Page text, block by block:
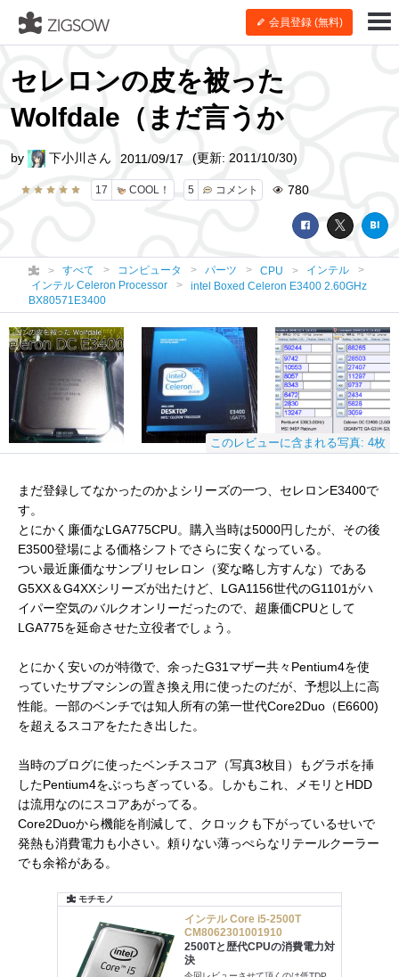
会員登録 (無料)
セレロンの皮を被った
Wolfdale（まだ言うか
17 COOL！ 5 コメント 780
by 下小川さん 2011/09/17 (更新: 2011/10/30)
すべて コンピュータ パーツ CPU
インテル
インテル Celeron Processor
intel Boxed Celeron E3400 2.60GHz
BX80571E3400
このレビューに含まれる写真: 4枚
まだ登録してなかったのかよシリーズの一つ、セレロンE3400で
す。
とにかく廉価なLGA775CPU。購入当時は5000円したが、その後
E3500登場による価格シフトでさらに安くなっている。
つい最近廉価なサンブリセレロン（変な略し方すんな）である
G5XX＆G4XXシリーズが出たけど、LGA1156世代のG1101がハ
イパー空気のバルクオンリーだったので、超廉価CPUとして
LGA775を延命させた立役者でしょう。
とにかく安いのが特徴で、余ったG31マザー共々Pentium4を使
っていたサブマシンの置き換え用に使ったのだが、予想以上に高
性能。一部のベンチでは知人所有の第一世代Core2Duo（E6600)
を超えるスコアをたたき出した。
当時のブログに使ったベンチスコア（写真3枚目）もグラボを挿
したPentium4をぶっちぎっている。しかもこれ、メモリとHDD
は流用なのにスコアあがってる。
Core2Duoから機能を削減して、クロックも下がっているせいで
発熱も消費電力も小さい。頼りない薄っぺらなリテールクーラー
でも余裕がある。